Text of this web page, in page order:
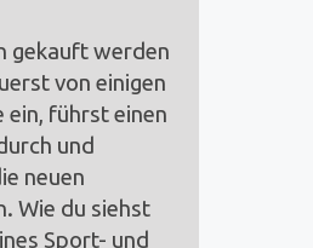
gekauft werden
von einigen
führst einen
und
neuen
Wie du siehst
Sport- und